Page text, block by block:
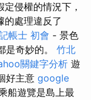
侵權的情況下，
的處理違反了
帳士 初會 - 景色
是奇妙的。 竹北
關鍵字分析 遊
好主意 google
船遊覽是島上最